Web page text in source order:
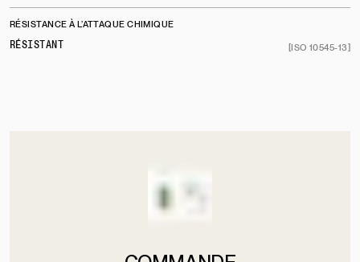
RÉSISTANCE À L’ATTAQUE CHIMIQUE
RÉSISTANT
[ISO 10545-13]